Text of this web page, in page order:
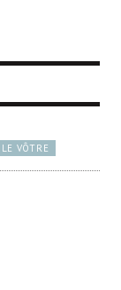
VÔTRE